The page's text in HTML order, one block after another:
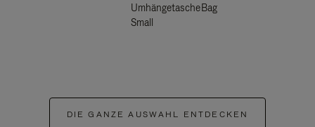
Umhängetasche
Small
Bag
DIE GANZE AUSWAHL ENTDECKEN